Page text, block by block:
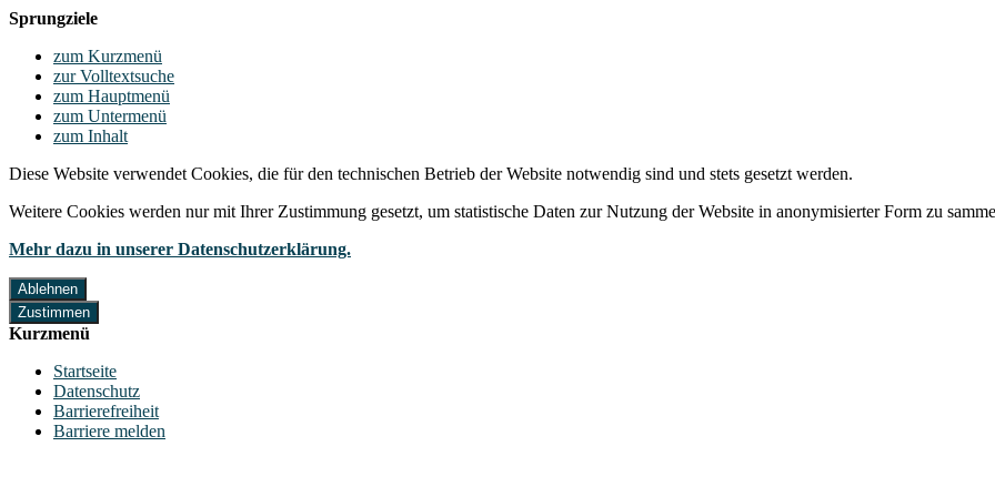
Sprungziele
zum Kurzmenü
zur Volltextsuche
zum Hauptmenü
zum Untermenü
zum Inhalt
Diese Website verwendet Cookies, die für den technischen Betrieb der Website notwendig sind und stets gesetzt werden.
Weitere Cookies werden nur mit Ihrer Zustimmung gesetzt, um statistische Daten zur Nutzung der Website in anonymisierter Form zu
Mehr dazu in unserer Datenschutzerklärung.
Ablehnen
Zustimmen
Kurzmenü
Startseite
Datenschutz
Barrierefreiheit
Barriere melden